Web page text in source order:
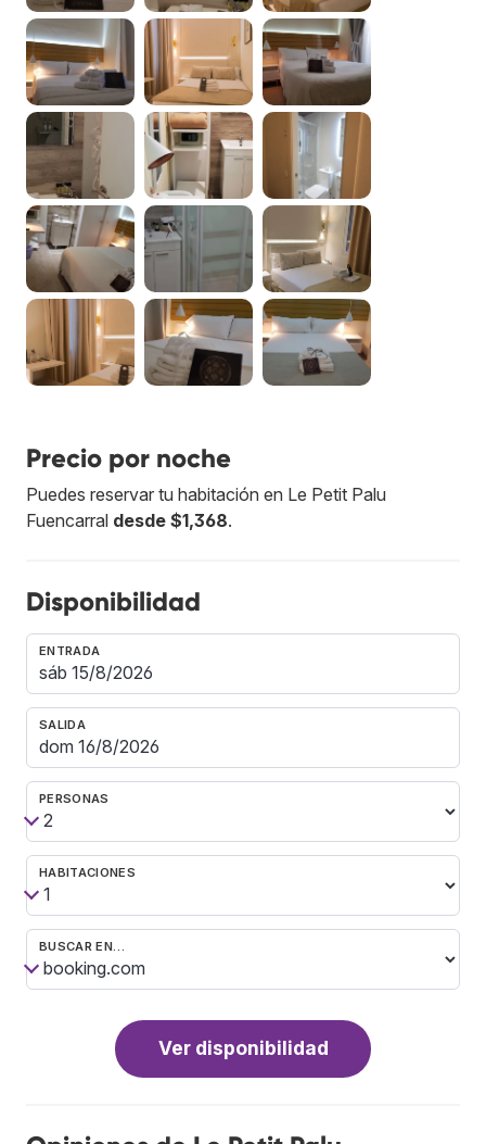
Precio por noche
Puedes reservar tu habitación en Le Petit Palu
Fuencarral desde $1,368.
Disponibilidad
ENTRADA
SALIDA
PERSONAS
HABITACIONES
BUSCAR EN…
Ver disponibilidad